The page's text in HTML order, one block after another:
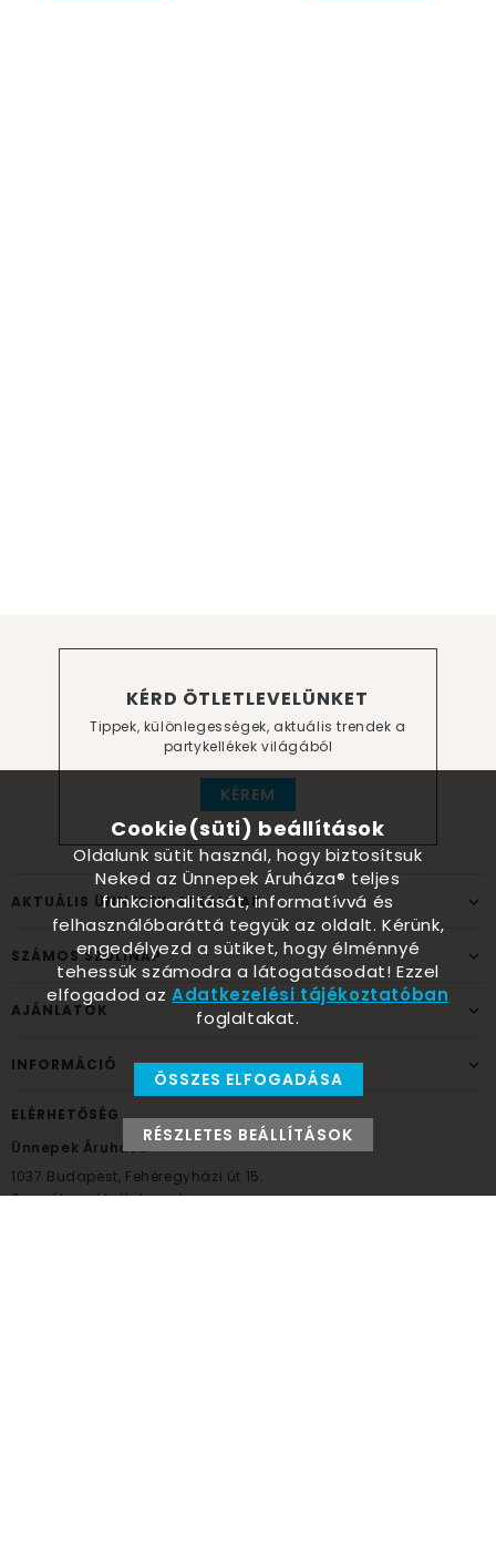
KÉRD ÖTLETLEVELÜNKET
Tippek, különlegességek, aktuális trendek a
partykellékek világából
KÉREM
AKTUÁLIS ÜNNEPEK, ALKALMAK
SZÁMOS SZÜLINAP
AJÁNLATOK
INFORMÁCIÓ
ELÉRHETŐSÉG
Ünnepek Áruháza
1037 Budapest, Fehéregyházi út 15.
Személyes átvételi pont
Cookie(süti) beállítások
Oldalunk sütit használ, hogy biztosítsuk
Neked az Ünnepek Áruháza® teljes
funkcionalitását, informatívvá és
felhasználóbaráttá tegyük az oldalt. Kérünk,
engedélyezd a sütiket, hogy élménnyé
tehessük számodra a látogatásodat! Ezzel
elfogadod azAdatkezelési tájékoztatóban
foglaltakat.
ÖSSZES ELFOGADÁSA
RÉSZLETES BEÁLLÍTÁSOK